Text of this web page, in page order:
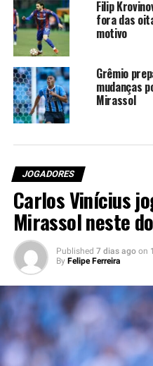
Reinaldo não
por cirurgia
Após novos exames
Reinaldo não precisará
que o lateral deve voltar a
técnica em breve. No
definida para que isso
Você precisa ver
alerta após
Para não passar batido:
de Fábio pelo lado
daquele lado na partida de
Grêmio. Nos tempos de
experiência na função,
Rafael, atuava pela direita.
Filip
fora das
motivo
Grêmio
mudanças
Mirassol
JOGADORES
Carlos Vinícius
Mirassol neste
Published 7 dias ago on
By Felipe Ferreira